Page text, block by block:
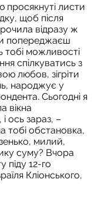
листи
щоб після
відразу ж
попереджаєш
тобі можливості
спілкуватись з
любов, зігріти
народжує у
Сьогодні я
вікна
ось зараз, –
тобі обстановка,
милий,
суму? Вчора
піду 12-го
Кліонського,